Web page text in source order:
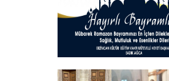
Hayırlı Bayramlar